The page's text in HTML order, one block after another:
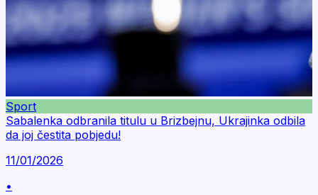
Sport
Sabalenka odbranila titulu u Brizbejnu, Ukrajinka odbila
da joj čestita pobjedu!
11/01/2026
•